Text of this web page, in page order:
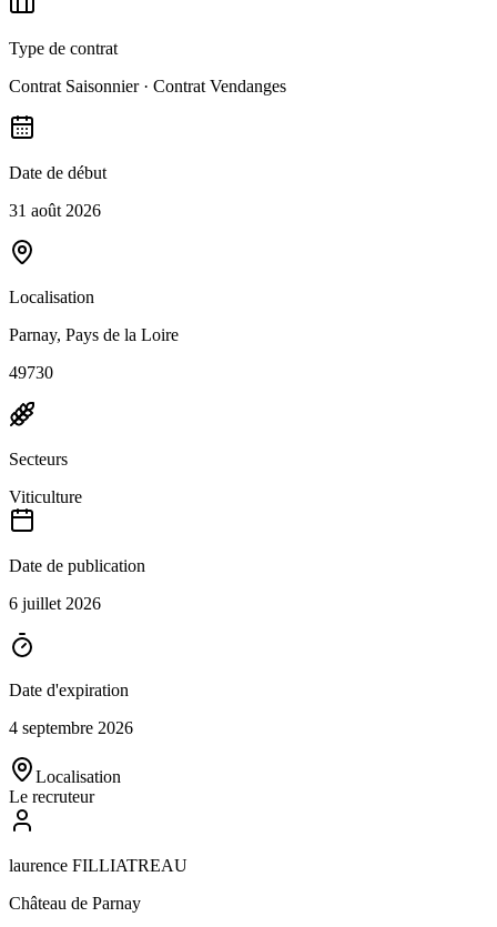
Type de contrat
Contrat Saisonnier · Contrat Vendanges
Date de début
31 août 2026
Localisation
Parnay, Pays de la Loire
49730
Secteurs
Viticulture
Date de publication
6 juillet 2026
Date d'expiration
4 septembre 2026
Localisation
Le recruteur
laurence FILLIATREAU
Château de Parnay